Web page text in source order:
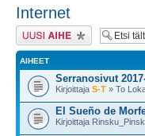
Internet
Lähetä uusi viesti
AIHEET
Serranosivut
Kirjoittaja S-T » To
El Sueño de
Kirjoittaja